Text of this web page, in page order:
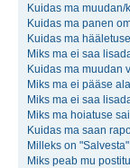
Kuidas ma
Kuidas ma panen
Kuidas ma
Miks ma ei saa
Kuidas ma muudan
Miks ma ei pääse
Miks ma ei saa
Miks ma hoiatuse
Kuidas ma saan
Milleks on
Miks peab mu